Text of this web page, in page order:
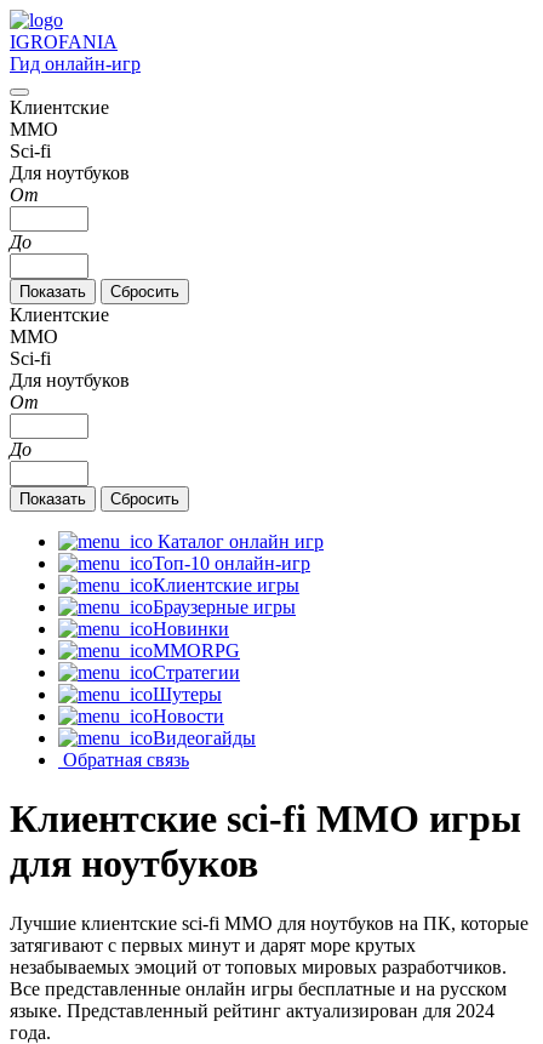
IGROFANIA
Гид онлайн-игр
Клиентские
MMO
Sci-fi
Для ноутбуков
От
До
Клиентские
MMO
Sci-fi
Для ноутбуков
От
До
Каталог онлайн игр
Топ-10 онлайн-игр
Клиентские игры
Браузерные игры
Новинки
MMORPG
Стратегии
Шутеры
Новости
Видеогайды
Обратная связь
Клиентские sci-fi MMO игры
для ноутбуков
Лучшие клиентские sci-fi MMO для ноутбуков на ПК, которые
затягивают с первых минут и дарят море крутых
незабываемых эмоций от топовых мировых разработчиков.
Все представленные онлайн игры бесплатные и на русском
языке. Представленный рейтинг актуализирован для 2024
года.